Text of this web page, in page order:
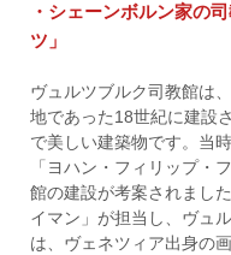
・シェーンボルン家の
ツ」
ヴュルツブルク司教館は
地であった18世紀に建設
で美しい建築物です。当
「ヨハン・フィリップ・
館の建設が考案されまし
イマン」が担当し、ヴュ
は、ヴェネツィア出身の